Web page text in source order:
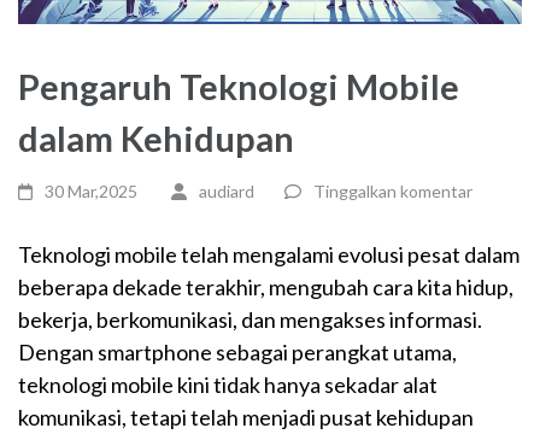
Pengaruh Teknologi Mobile
dalam Kehidupan
30 Mar,2025 audiard Tinggalkan komentar
Teknologi mobile telah mengalami evolusi pesat dalam
beberapa dekade terakhir, mengubah cara kita hidup,
bekerja, berkomunikasi, dan mengakses informasi.
Dengan smartphone sebagai perangkat utama,
teknologi mobile kini tidak hanya sekadar alat
komunikasi, tetapi telah menjadi pusat kehidupan